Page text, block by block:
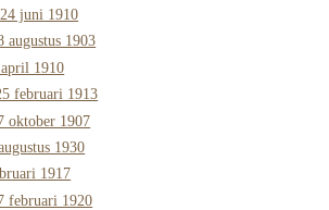
juni 1910
augustus 1903
1910
februari 1913
oktober 1907
1930
1917
februari 1920